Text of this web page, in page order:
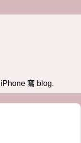
寫 blog.